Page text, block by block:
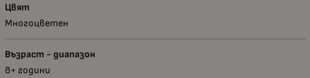
Цвят
Многоцветен
Възраст - диапазон
8+ години